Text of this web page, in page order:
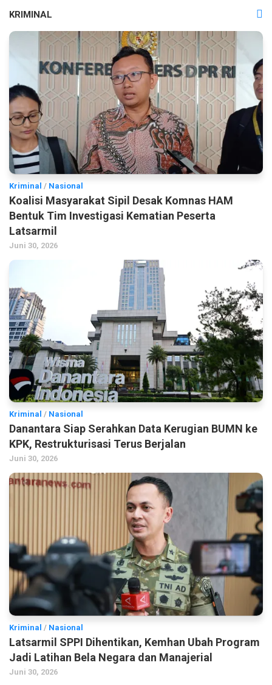
KRIMINAL
Kriminal / Nasional
Koalisi Masyarakat Sipil Desak Komnas HAM
Bentuk Tim Investigasi Kematian Peserta
Latsarmil
Juni 30, 2026
Kriminal / Nasional
Danantara Siap Serahkan Data Kerugian BUMN ke
KPK, Restrukturisasi Terus Berjalan
Juni 30, 2026
Kriminal / Nasional
Latsarmil SPPI Dihentikan, Kemhan Ubah Program
Jadi Latihan Bela Negara dan Manajerial
Juni 30, 2026